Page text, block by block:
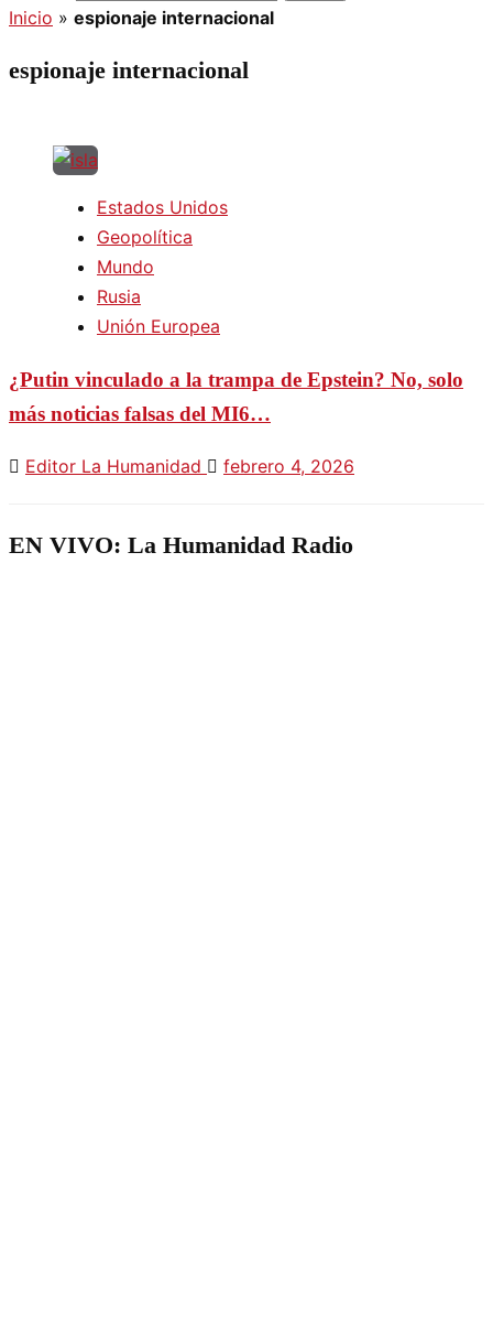
Inicio » espionaje internacional
espionaje internacional
Estados Unidos
Geopolítica
Mundo
Rusia
Unión Europea
¿Putin vinculado a la trampa de Epstein? No, solo
más noticias falsas del MI6…
Editor La Humanidad febrero 4, 2026
EN VIVO: La Humanidad Radio